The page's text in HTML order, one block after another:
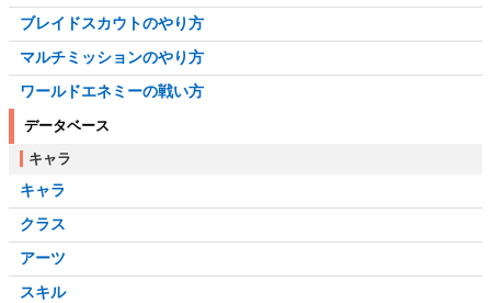
ブレイドスカウトのやり方
マルチミッションのやり方
ワールドエネミーの戦い方
データベース
キャラ
キャラ
クラス
アーツ
スキル